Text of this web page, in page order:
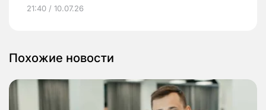
21:40 / 10.07.26
Похожие новости